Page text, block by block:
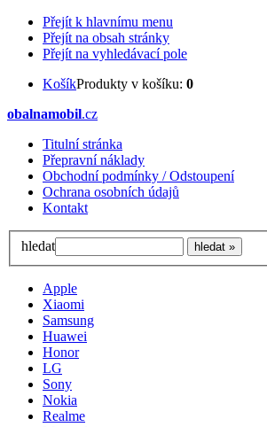
Přejít k hlavnímu menu
Přejít na obsah stránky
Přejít na vyhledávací pole
KošíkProdukty v košíku: 0
obalnamobil.cz
Titulní stránka
Přepravní náklady
Obchodní podmínky / Odstoupení
Ochrana osobních údajů
Kontakt
hledat
Apple
Xiaomi
Samsung
Huawei
Honor
LG
Sony
Nokia
Realme